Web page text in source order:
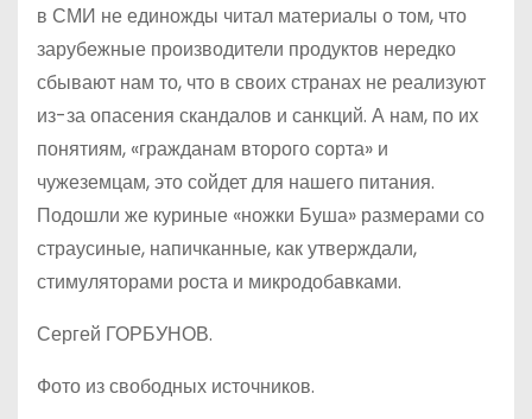
в СМИ не единожды читал материалы о том, что
зарубежные производители продуктов нередко
сбывают нам то, что в своих странах не реализуют
из-за опасения скандалов и санкций. А нам, по их
понятиям, «гражданам второго сорта» и
чужеземцам, это сойдет для нашего питания.
Подошли же куриные «ножки Буша» размерами со
страусиные, напичканные, как утверждали,
стимуляторами роста и микродобавками.
Сергей ГОРБУНОВ.
Фото из свободных источников.